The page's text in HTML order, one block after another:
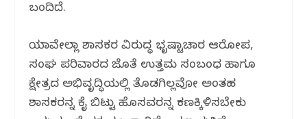
ಬಂದಿದೆ.
ಯಾವೇಲ್ಲಾ ಶಾಸಕರ ವಿರುದ್ಧ ಭೃಷ್ಟಾಚಾರ ಆರೋಪ,
ಸಂಘ ಪರಿವಾರದ ಜೊತೆ ಉತ್ತಮ ಸಂಬಂಧ ಹಾಗೂ
ಕ್ಷೇತ್ರದ ಅಭಿವೃದ್ಧಿಯಲ್ಲಿ ತೊಡಗಿಲ್ಲವೋ ಅಂತಹ
ಶಾಸಕರನ್ನ ಕೈ ಬಿಟ್ಟು ಹೊಸವರನ್ನ ಕಣಕ್ಕಿಳಿಸಬೇಕು